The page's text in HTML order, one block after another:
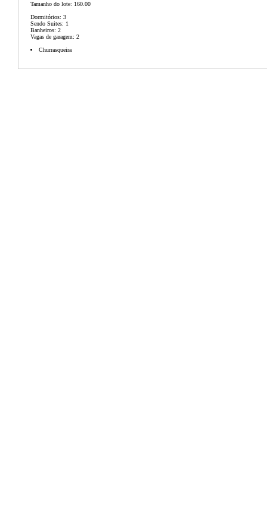
Tamanho do lote: 160.00
Dormitórios: 3
Sendo Suites: 1
Banheiros: 2
Vagas de garagem: 2
Churrasqueira